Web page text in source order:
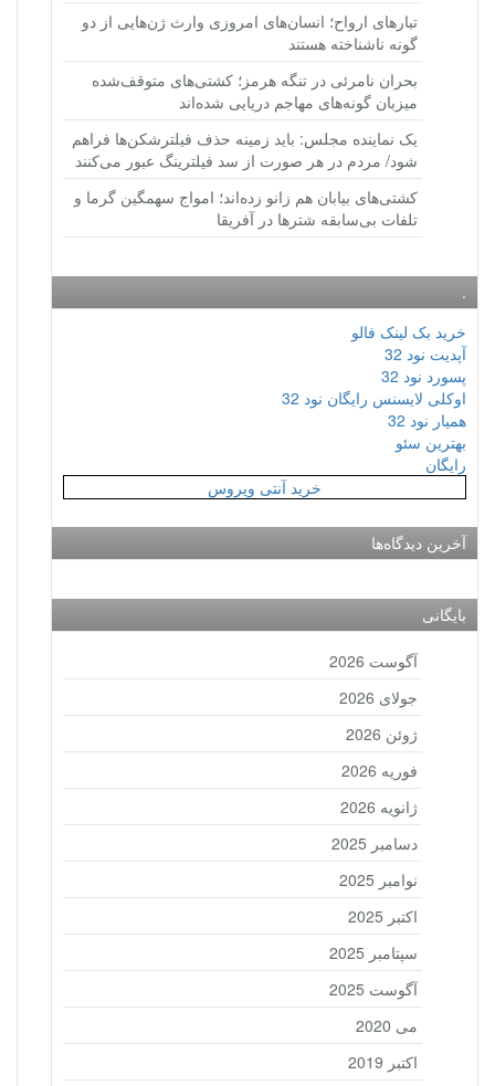
تبارهای ارواح؛ انسان‌های امروزی وارث ژن‌هایی از دو
گونه ناشناخته هستند
بحران نامرئی در تنگه هرمز؛ کشتی‌های متوقف‌شده
میزبان گونه‌های مهاجم دریایی شده‌اند
یک نماینده مجلس: باید زمینه حذف فیلترشکن‌ها فراهم
شود/ مردم در هر صورت از سد فیلترینگ عبور می‌کنند
کشتی‌های بیابان هم زانو زده‌اند؛ امواج سهمگین گرما و
تلفات بی‌سابقه شترها در آفریقا
.
خرید بک لینک فالو
آپدیت نود 32
پسورد نود 32
اوکلی لایسنس رایگان نود 32
همیار نود 32
بهترین سئو
رایگان
خرید آنتی ویروس
آخرین دیدگاه‌ها
بایگانی
آگوست 2026
جولای 2026
ژوئن 2026
فوریه 2026
ژانویه 2026
دسامبر 2025
نوامبر 2025
اکتبر 2025
سپتامبر 2025
آگوست 2025
می 2020
اکتبر 2019